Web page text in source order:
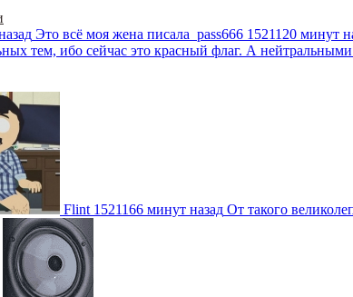
Это всё моя жена писала pass666 1521120 минут
тем, ибо сейчас это красный флаг. А
Flint 1521166 минут назад От такого